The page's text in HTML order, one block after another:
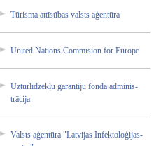
Tūrisma attīstī­bas valsts aģentūr­a
United Nations Commisi­on for Europe
Uzturlī­dzekļu garanti­ju fonda adminis­
trācija­
Valsts aģentūr­a "Latvij­as Infekto­loģijas­